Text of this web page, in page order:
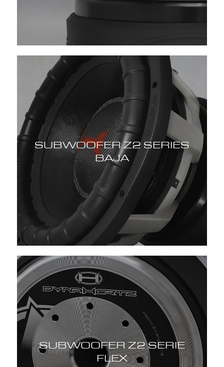
SUBWOOFER Z2 SERIES
BAJA
SUBWOOFER Z2 SERIE
FLEX